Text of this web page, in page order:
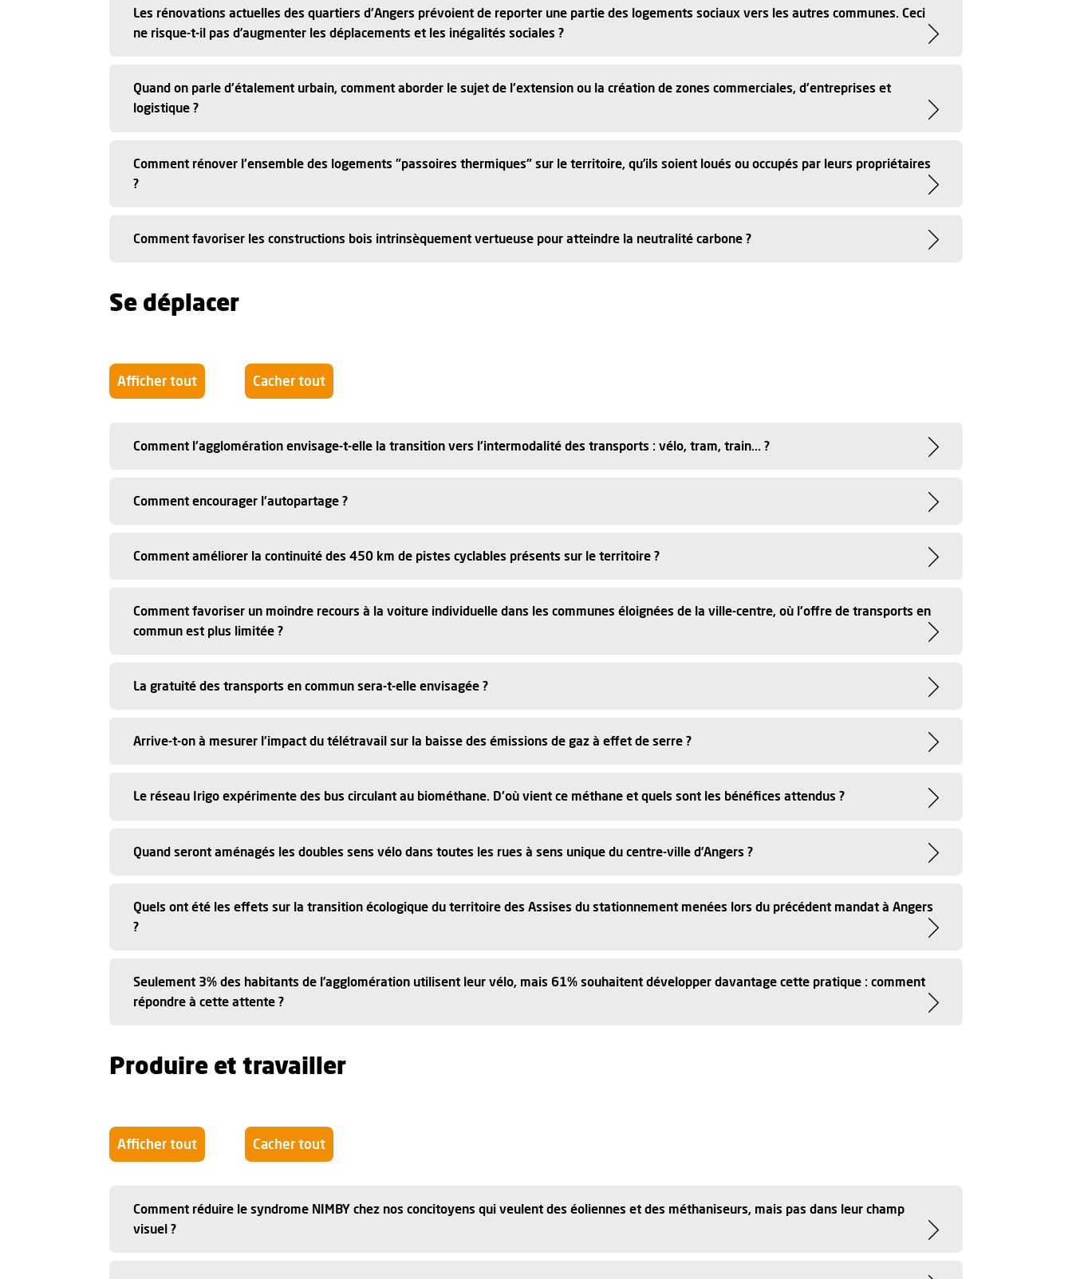
Les rénovations actuelles des quartiers d'Angers prévoient de reporter une partie des logements sociaux vers les autres communes. Ceci
ne risque-t-il pas d’augmenter les déplacements et les inégalités sociales ?
Quand on parle d'étalement urbain, comment aborder le sujet de l'extension ou la création de zones commerciales, d'entreprises et
logistique ?
Comment rénover l'ensemble des logements "passoires thermiques" sur le territoire, qu’ils soient loués ou occupés par leurs propriétaires
?
Comment favoriser les constructions bois intrinsèquement vertueuse pour atteindre la neutralité carbone ?
Se déplacer
Afficher tout Cacher tout
Comment l'agglomération envisage-t-elle la transition vers l'intermodalité des transports : vélo, tram, train... ?
Comment encourager l'autopartage ?
Comment améliorer la continuité des 450 km de pistes cyclables présents sur le territoire ?
Comment favoriser un moindre recours à la voiture individuelle dans les communes éloignées de la ville-centre, où l'offre de transports en
commun est plus limitée ?
La gratuité des transports en commun sera-t-elle envisagée ?
Arrive-t-on à mesurer l'impact du télétravail sur la baisse des émissions de gaz à effet de serre ?
Le réseau Irigo expérimente des bus circulant au biométhane. D'où vient ce méthane et quels sont les bénéfices attendus ?
Quand seront aménagés les doubles sens vélo dans toutes les rues à sens unique du centre-ville d’Angers ?
Quels ont été les effets sur la transition écologique du territoire des Assises du stationnement menées lors du précédent mandat à Angers
?
Seulement 3% des habitants de l’agglomération utilisent leur vélo, mais 61% souhaitent développer davantage cette pratique : comment
répondre à cette attente ?
Produire et travailler
Afficher tout Cacher tout
Comment réduire le syndrome NIMBY chez nos concitoyens qui veulent des éoliennes et des méthaniseurs, mais pas dans leur champ
visuel ?